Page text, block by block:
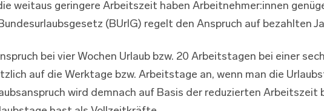
weitaus geringere Arbeitszeit haben Arbeitnehmer:innen
(BUrlG) regelt den Anspruch auf bezahlten
bei vier Wochen Urlaub bzw. 20 Arbeitstagen bei einer
auf die Werktage bzw. Arbeitstage an, wenn man die
wird demnach auf Basis der reduzierten Arbeitszeit